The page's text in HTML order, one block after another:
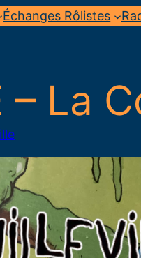
Échanges Rôlistes
– La